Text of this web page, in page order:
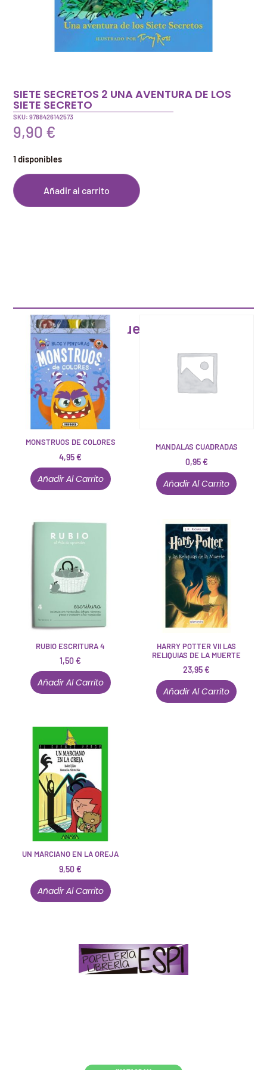
SIETE SECRETOS 2 UNA AVENTURA DE LOS
SIETE SECRETO
SKU: 9788426142573
9,90 €
1 disponibles
Añadir al carrito
Artículos que pueden interesarte
MONSTRUOS DE COLORES
4,95€
Añadir Al Carrito
MANDALAS CUADRADAS
0,95€
Añadir Al Carrito
RUBIO ESCRITURA 4
1,50€
Añadir Al Carrito
HARRY POTTER VII LAS
RELIQUIAS DE LA MUERTE
23,95€
Añadir Al Carrito
UN MARCIANO EN LA OREJA
9,50€
Añadir Al Carrito